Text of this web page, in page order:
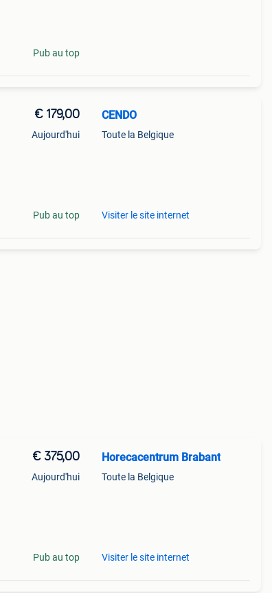
Pub au top
€ 179,00
Aujourd'hui
Pub au top
CENDO
Toute la Belgique
Visiter le site internet
€ 375,00
Aujourd'hui
Pub au top
Horecacentrum Brabant
Toute la Belgique
Visiter le site internet